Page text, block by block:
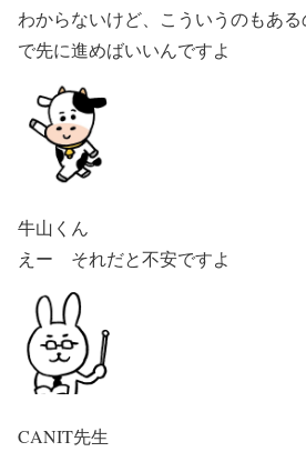
わからないけど、こういうのもあ
で先に進めばいいんですよ
牛山くん
えー それだと不安ですよ
CANIT先生